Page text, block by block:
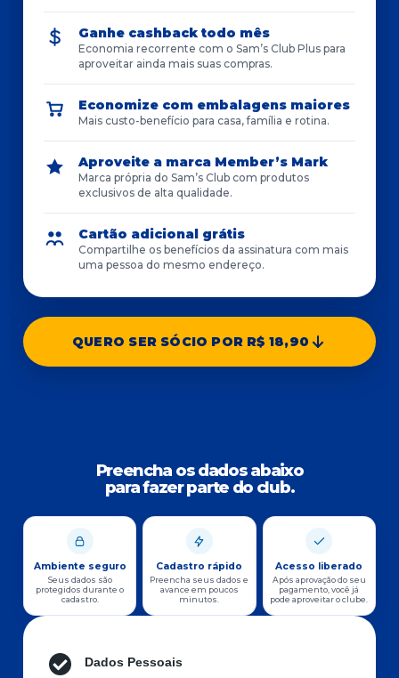
Ganhe cashback todo mês
Economia recorrente com o Sam’s Club Plus para
aproveitar ainda mais suas compras.
Economize com embalagens maiores
Mais custo-benefício para casa, família e rotina.
Aproveite a marca Member’s Mark
Marca própria do Sam’s Club com produtos
exclusivos de alta qualidade.
Cartão adicional grátis
Compartilhe os benefícios da assinatura com mais
uma pessoa do mesmo endereço.
QUERO SER SÓCIO POR R$ 18,90
Preencha os dados abaixo
para fazer parte do club.
Ambiente seguro
Seus dados são
protegidos durante o
cadastro.
Cadastro rápido
Preencha seus dados e
avance em poucos
minutos.
Acesso liberado
Após aprovação do seu
pagamento, você já
pode aproveitar o clube.
Dados Pessoais